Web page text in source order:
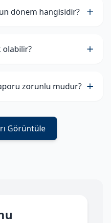
dönem hangisidir?
olabilir?
zorunlu mudur?
Görüntüle